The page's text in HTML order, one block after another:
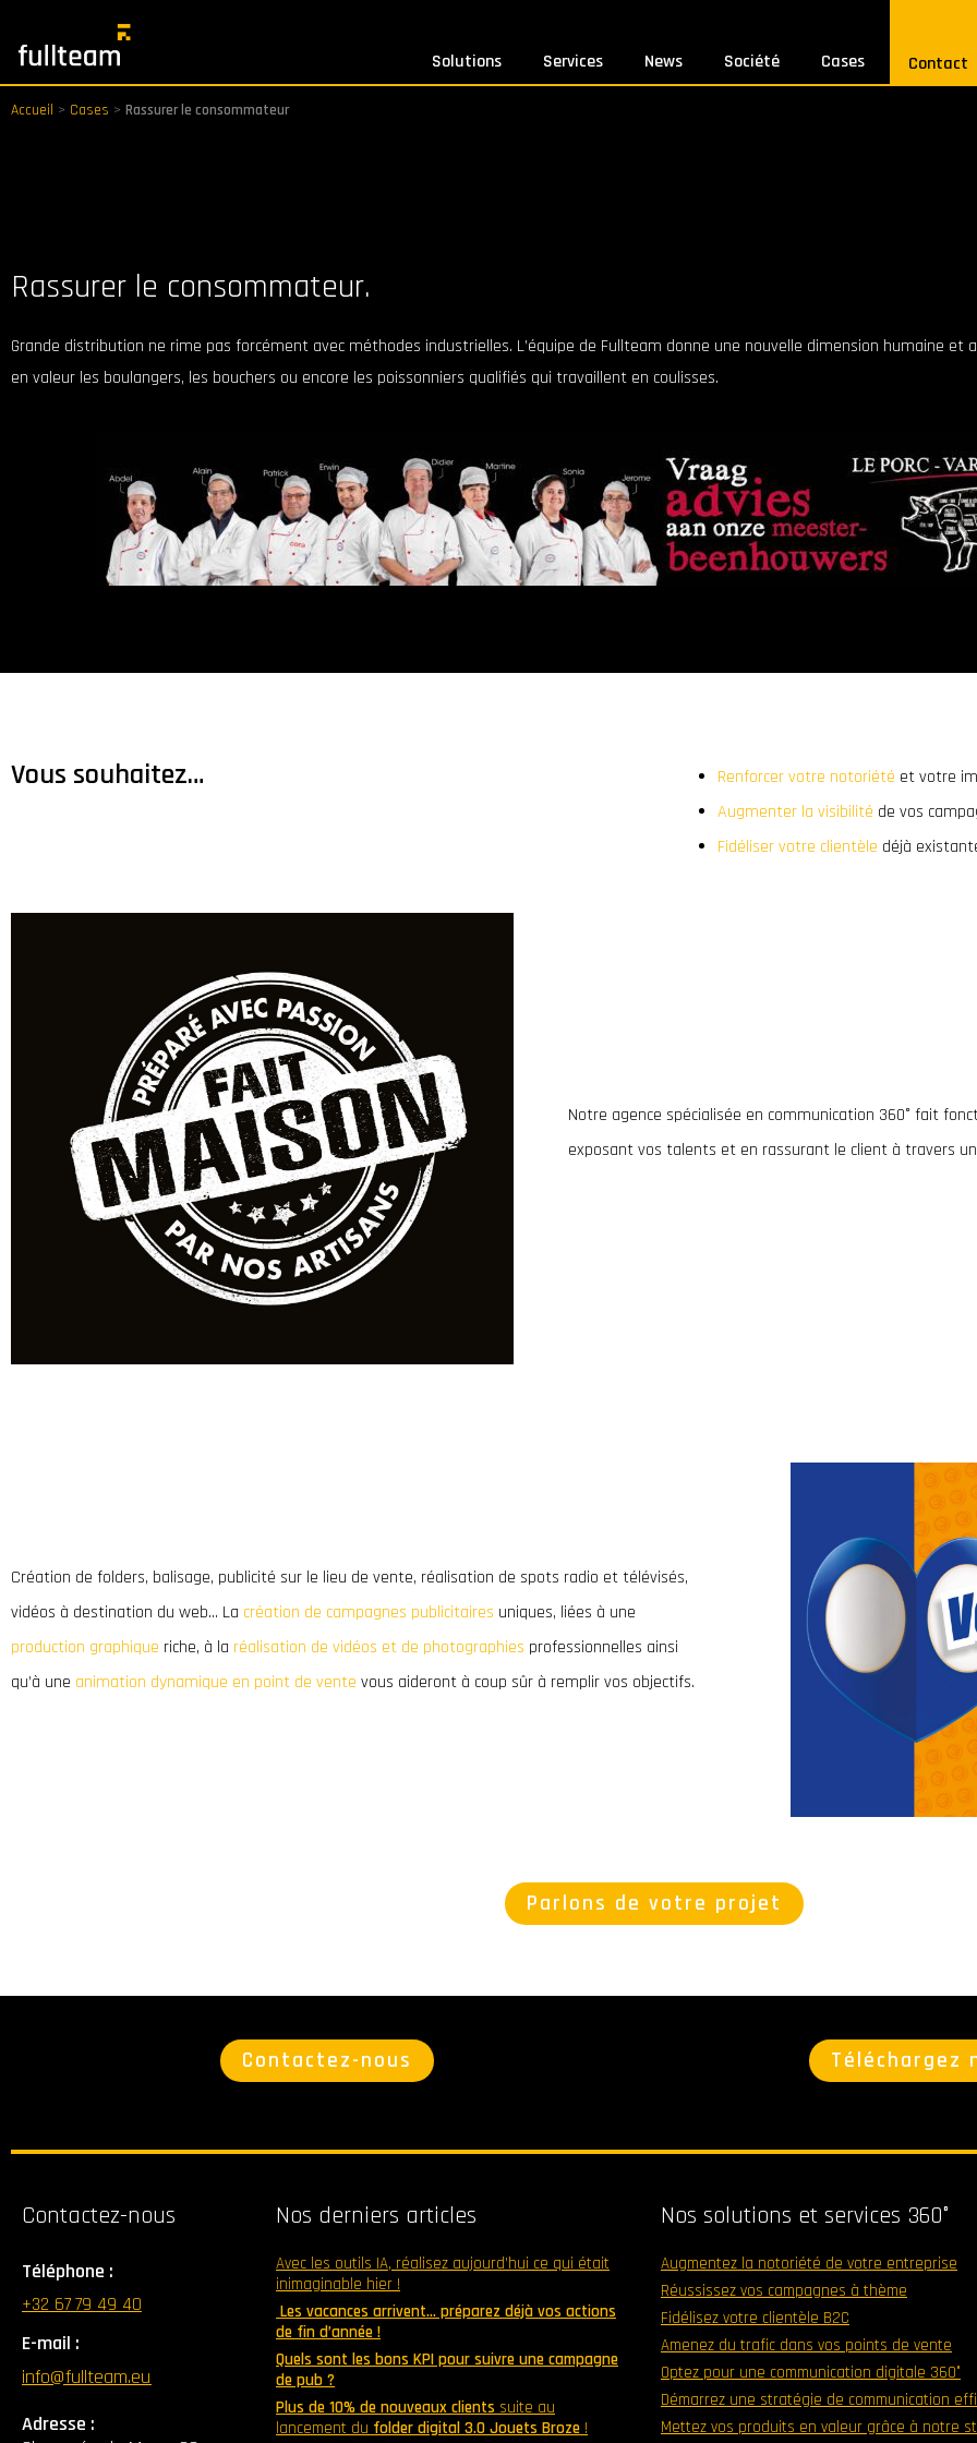
Solutions Services News Société Cases Contact
Accueil > Cases > Rassurer le consommateur
Rassurer le consommateur.
Grande distribution ne rime pas forcément avec méthodes industrielles. L’équipe de Fullteam donne une nouvelle dimension humaine
en valeur les boulangers, les bouchers ou encore les poissonniers qualifiés qui travaillent en coulisses.
Vous souhaitez… Renforcer votre notoriété et votre
Augmenter la visibilité de vos
Fidéliser votre clientèle déjà
Notre agence spécialisée en communication 360° fait
exposant vos talents et en rassurant le client à travers
Création de folders, balisage, publicité sur le lieu de vente, réalisation de spots radio et télévisés,
vidéos à destination du web… La création de campagnes publicitaires uniques, liées à une
production graphique riche, à la réalisation de vidéos et de photographies professionnelles ainsi
qu’à une animation dynamique en point de vente vous aideront à coup sûr à remplir vos objectifs.
Parlons de votre projet
Contactez-nous Téléchargez
Contactez-nous
Téléphone :
+32 67 79 49 40
E-mail :
info@fullteam.eu
Adresse :
Nos derniers articles
Avec les outils IA, réalisez aujourd’hui ce qui était
inimaginable hier !
Les vacances arrivent… préparez déjà vos actions
de fin d’année !
Quels sont les bons KPI pour suivre une campagne
de pub ?
Plus de 10% de nouveaux clients suite au
lancement du folder digital 3.0 Jouets Broze !
Nos solutions et services 360°
Augmentez la notoriété de votre entreprise
Réussissez vos campagnes à thème
Fidélisez votre clientèle B2C
Amenez du trafic dans vos points de vente
Optez pour une communication digitale 360°
Démarrez une stratégie de communication
Mettez vos produits en valeur grâce à notre